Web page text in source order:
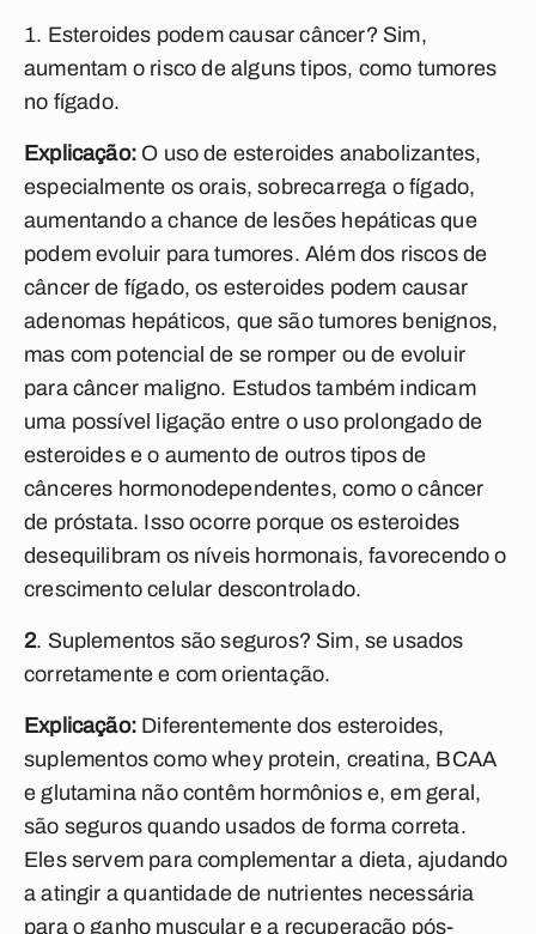
Esteroides podem causar câncer? Sim,
aumentam o risco de alguns tipos, como tumores
no fígado.
Explicação:O uso de esteroides anabolizantes,
especialmente os orais, sobrecarrega o fígado,
aumentando a chance de lesões hepáticas que
podem evoluir para tumores. Além dos riscos de
câncer de fígado, os esteroides podem causar
adenomas hepáticos, que são tumores benignos,
mas com potencial de se romper ou de evoluir
para câncer maligno. Estudos também indicam
uma possível ligação entre o uso prolongado de
esteroides e o aumento de outros tipos de
cânceres hormonodependentes, como o câncer
de próstata. Isso ocorre porque os esteroides
desequilibram os níveis hormonais, favorecendo o
crescimento celular descontrolado.
2. Suplementos são seguros? Sim, se usados
corretamente e com orientação.
Explicação:Diferentemente dos esteroides,
suplementos como whey protein, creatina, BCAA
e glutamina não contêm hormônios e, em geral,
são seguros quando usados de forma correta.
Eles servem para complementar a dieta, ajudando
a atingir a quantidade de nutrientes necessária
para o ganho muscular e a recuperação pós-